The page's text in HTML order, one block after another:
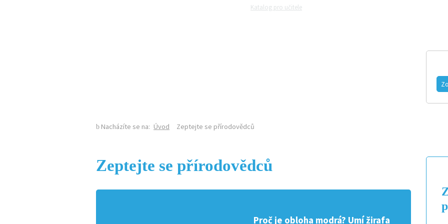
Katalog pro učitele
Nacházíte se na: Úvod Zeptejte se přírodovědců
Zeptejte se přírodovědců
Proč je obloha modrá? Umí žirafa